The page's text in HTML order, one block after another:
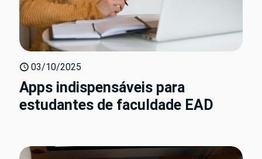
03/10/2025
Apps indispensáveis para
estudantes de faculdade EAD